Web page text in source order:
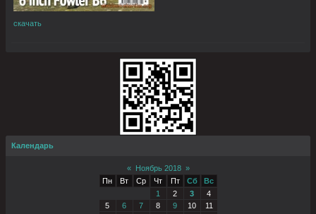
скачать
Календарь
« Ноябрь 2018 »
Пн
Вт Ср Чт Пт Сб
Вс
1
2 3
4
5
6 7 8 9 10
11